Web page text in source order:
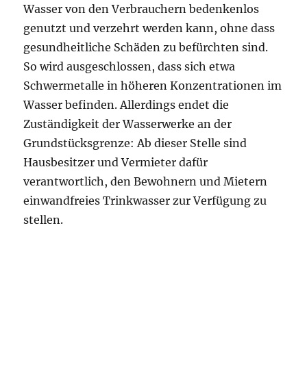
Wasser von den Verbrauchern bedenkenlos
genutzt und verzehrt werden kann, ohne dass
gesundheitliche Schäden zu befürchten sind.
So wird ausgeschlossen, dass sich etwa
Schwermetalle in höheren Konzentrationen im
Wasser befinden. Allerdings endet die
Zuständigkeit der Wasserwerke an der
Grundstücksgrenze: Ab dieser Stelle sind
Hausbesitzer und Vermieter dafür
verantwortlich, den Bewohnern und Mietern
einwandfreies Trinkwasser zur Verfügung zu
stellen.